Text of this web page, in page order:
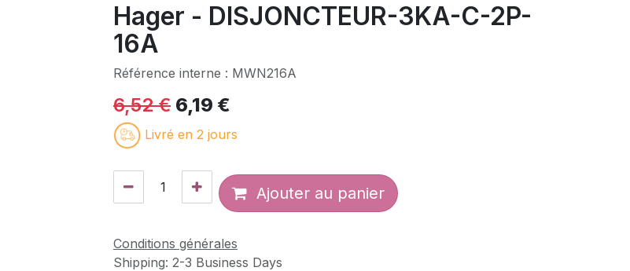
Hager - DISJONCTEUR-3KA-C-2P-
16A
Référence interne : MWN216A
6,52€ 6,19 €
Livré en 2 jours
Ajouter au panier
Conditions générales
Shipping: 2-3 Business Days